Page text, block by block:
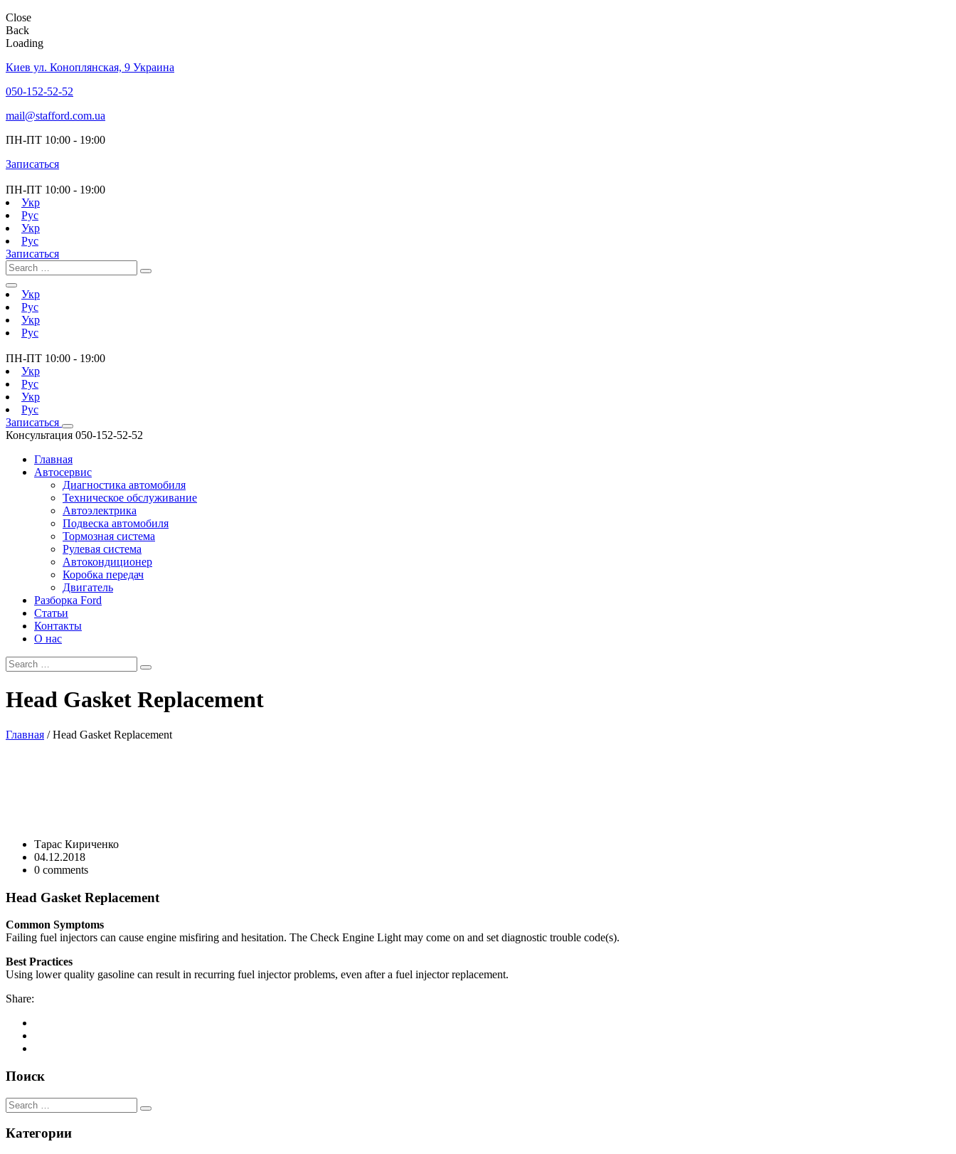
Close
Back
Loading
Киев ул. Коноплянская, 9 Украина
050-152-52-52
mail@stafford.com.ua
ПН-ПТ 10:00 - 19:00
Записаться
ПН-ПТ 10:00 - 19:00
Укр
Рус
Укр
Рус
Записаться
Укр
Рус
Укр
Рус
ПН-ПТ 10:00 - 19:00
Укр
Рус
Укр
Рус
Записаться
Консультация 050-152-52-52
Главная
Автосервис
Диагностика автомобиля
Техническое обслуживание
Автоэлектрика
Подвеска автомобиля
Тормозная система
Рулевая система
Автокондиционер
Коробка передач
Двигатель
Разборка Ford
Статьи
Контакты
О нас
Head Gasket Replacement
Главная /Head Gasket Replacement
Тарас Кириченко
04.12.2018
0 comments
Head Gasket Replacement
Common Symptoms
Failing fuel injectors can cause engine misfiring and hesitation. The Check Engine Light may come on and set diagnostic trouble code(s).
Best Practices
Using lower quality gasoline can result in recurring fuel injector problems, even after a fuel injector replacement.
Share:
Поиск
Категории